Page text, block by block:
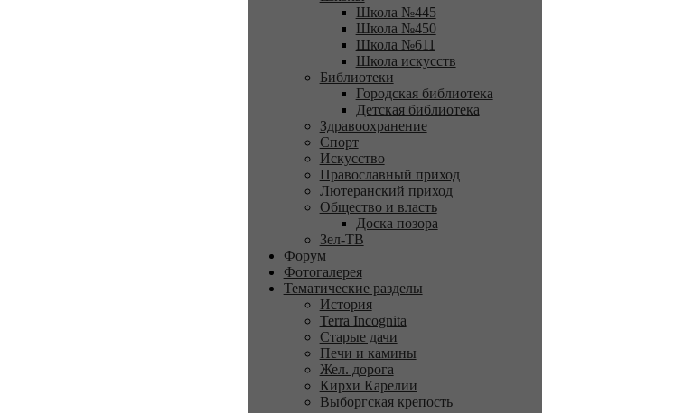
Школа №445
Школа №450
Школа №611
Школа искусств
Библиотеки
Городская библиотека
Детская библиотека
Здравоохранение
Спорт
Искусство
Православный приход
Лютеранский приход
Общество и власть
Доска позора
Зел-ТВ
Форум
Фотогалерея
Тематические разделы
История
Terra Incognita
Старые дачи
Печи и камины
Жел. дорога
Кирхи Карелии
Выборгская крепость